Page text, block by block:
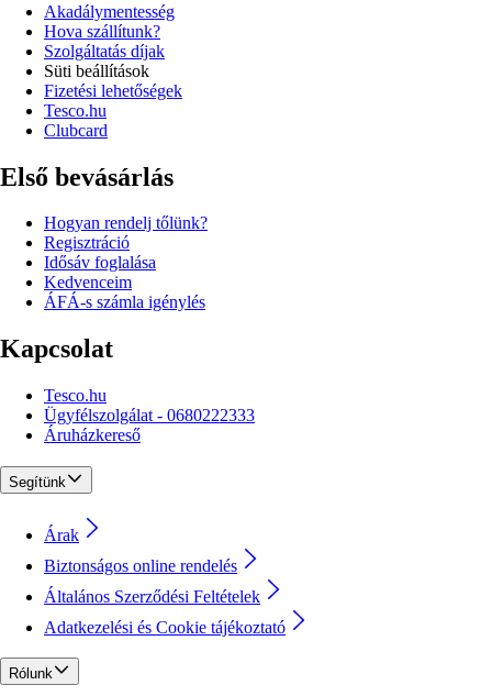
Akadálymentesség
Hova szállítunk?
Szolgáltatás díjak
Süti beállítások
Fizetési lehetőségek
Tesco.hu
Clubcard
Első bevásárlás
Hogyan rendelj tőlünk?
Regisztráció
Idősáv foglalása
Kedvenceim
ÁFÁ-s számla igénylés
Kapcsolat
Tesco.hu
Ügyfélszolgálat - 0680222333
Áruházkereső
Segítünk
Árak
Biztonságos online rendelés
Általános Szerződési Feltételek
Adatkezelési és Cookie tájékoztató
Rólunk